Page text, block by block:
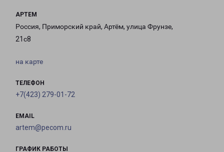
АРТЕМ
Россия, Приморский край, Артём, улица Фрунзе,
21с8
на карте
ТЕЛЕФОН
+7(423) 279-01-72
EMAIL
artem@pecom.ru
ГРАФИК РАБОТЫ